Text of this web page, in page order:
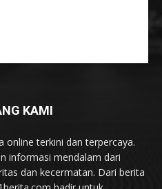
KAMI
online terkini dan terpercaya.
informasi mendalam dari
dan kecermatan. Dari berita